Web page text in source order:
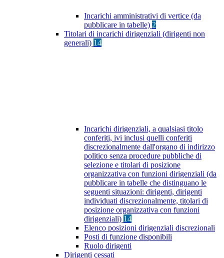
Incarichi amministrativi di vertice (da
pubblicare in tabelle) 2
Titolari di incarichi dirigenziali (dirigenti non
generali) 14
Incarichi dirigenziali, a qualsiasi titolo
conferiti, ivi inclusi quelli conferiti
discrezionalmente dall'organo di indirizzo
politico senza procedure pubbliche di
selezione e titolari di posizione
organizzativa con funzioni dirigenziali (da
pubblicare in tabelle che distinguano le
seguenti situazioni: dirigenti, dirigenti
individuati discrezionalmente, titolari di
posizione organizzativa con funzioni
dirigenziali) 14
Elenco posizioni dirigenziali discrezionali
Posti di funzione disponibili
Ruolo dirigenti
Dirigenti cessati